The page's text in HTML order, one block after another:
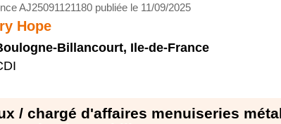
AJ25091121180 publiée le 11/09/2025
Hope
Billancourt, Ile-de-France
/ chargé d'affaires menuiseries